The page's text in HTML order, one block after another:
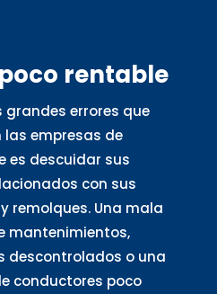
rentable
grandes errores que
las empresas de
es descuidar sus
con sus
remolques. Una mala
mantenimientos,
descontrolados o una
conductores poco